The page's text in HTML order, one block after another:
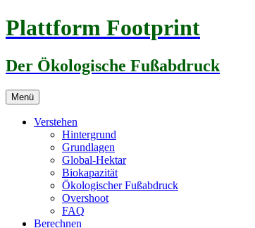
Zum
Inhalt
Plattform Footprint
Der Ökologische Fußabdruck
Menü
Verstehen
Hintergrund
Grundlagen
Global-Hektar
Biokapazität
Ökologischer Fußabdruck
Overshoot
FAQ
Berechnen